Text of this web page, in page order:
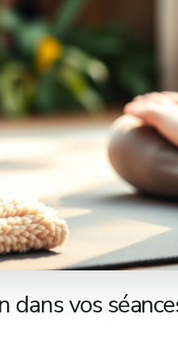
vos